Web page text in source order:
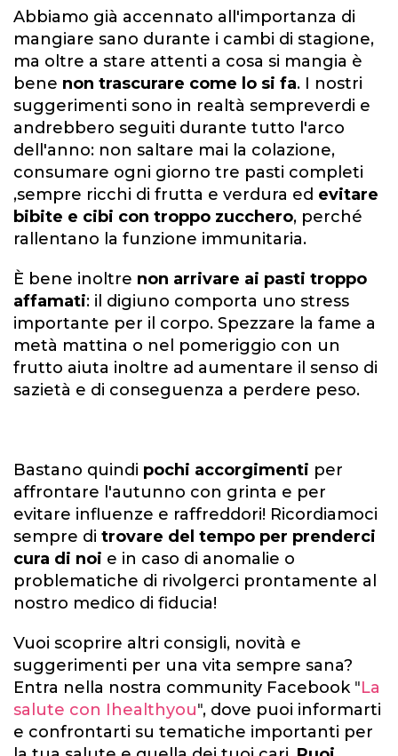
Abbiamo già accennato all'importanza di
mangiare sano durante i cambi di stagione,
ma oltre a stare attenti a cosa si mangia è
bene non trascurare come lo si fa. I nostri
suggerimenti sono in realtà sempreverdi e
andrebbero seguiti durante tutto l'arco
dell'anno: non saltare mai la colazione,
consumare ogni giorno tre pasti completi
,sempre ricchi di frutta e verdura ed evitare
bibite e cibi con troppo zucchero, perché
rallentano la funzione immunitaria.
È bene inoltre non arrivare ai pasti troppo
affamati: il digiuno comporta uno stress
importante per il corpo. Spezzare la fame a
metà mattina o nel pomeriggio con un
frutto aiuta inoltre ad aumentare il senso di
sazietà e di conseguenza a perdere peso.
Bastano quindi pochi accorgimenti per
affrontare l'autunno con grinta e per
evitare influenze e raffreddori! Ricordiamoci
sempre di trovare del tempo per prenderci
cura di noi e in caso di anomalie o
problematiche di rivolgerci prontamente al
nostro medico di fiducia!
Vuoi scoprire altri consigli, novità e
suggerimenti per una vita sempre sana?
Entra nella nostra community Facebook "La
salute con Ihealthyou", dove puoi informarti
e confrontarti su tematiche importanti per